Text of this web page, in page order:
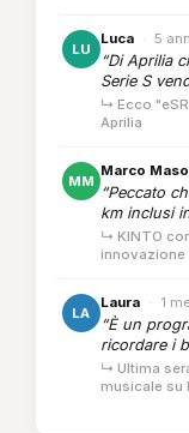
LU
Luca · 5
“Di Aprilia
Serie S
↳ Ecco
Aprilia
MM
Marco
“Peccato
km inclusi
↳ KINTO
LA
Laura · 1
“È un
ricordare i
↳ Ultima
musicale su